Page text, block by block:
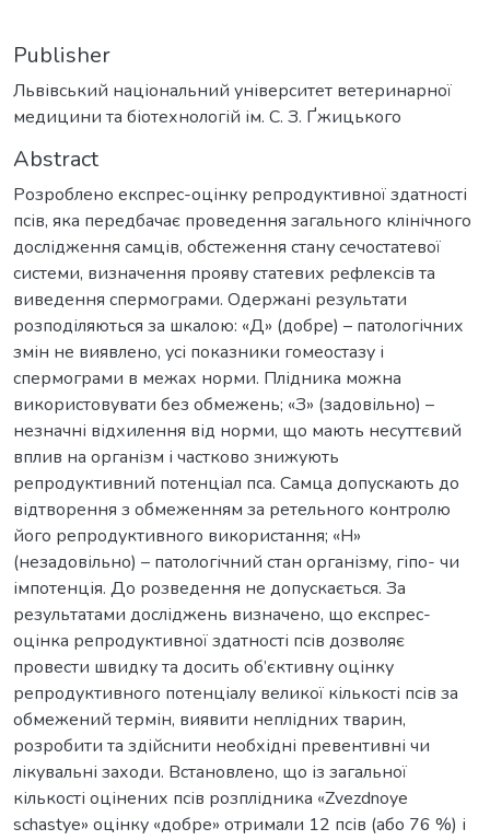
Publisher
Львівський національний університет ветеринарної
медицини та біотехнологій ім. С. З. Ґжицького
Abstract
Розроблено експрес-оцінку репродуктивної здатності
псів, яка передбачає проведення загального клінічного
дослідження самців, обстеження стану сечостатевої
системи, визначення прояву статевих рефлексів та
виведення спермограми. Одержані результати
розподіляються за шкалою: «Д» (добре) – патологічних
змін не виявлено, усі показники гомеостазу і
спермограми в межах норми. Плідника можна
використовувати без обмежень; «З» (задовільно) –
незначні відхилення від норми, що мають несуттєвий
вплив на організм і частково знижують
репродуктивний потенціал пса. Самца допускають до
відтворення з обмеженням за ретельного контролю
його репродуктивного використання; «Н»
(незадовільно) – патологічний стан організму, гіпо- чи
імпотенція. До розведення не допускається. За
результатами досліджень визначено, що експрес-
оцінка репродуктивної здатності псів дозволяє
провести швидку та досить об’єктивну оцінку
репродуктивного потенціалу великої кількості псів за
обмежений термін, виявити неплідних тварин,
розробити та здійснити необхідні превентивні чи
лікувальні заходи. Встановлено, що із загальної
кількості оцінених псів розплідника «Zvezdnoye
schastye» оцінку «добре» отримали 12 псів (або 76 %) і